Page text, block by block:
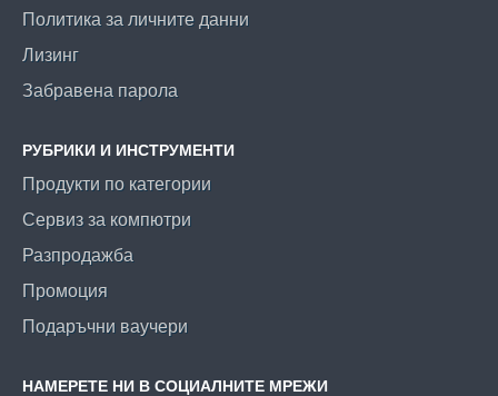
Политика за личните данни
Лизинг
Забравена парола
РУБРИКИ И ИНСТРУМЕНТИ
Продукти по категории
Сервиз за компютри
Разпродажба
Промоция
Подаръчни ваучери
НАМЕРЕТЕ НИ В СОЦИАЛНИТЕ МРЕЖИ